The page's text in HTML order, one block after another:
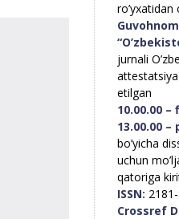
ro’yxatidan
jurnali
etilgan
10.00.00
13.00.00
bo’yicha
uchun
qatoriga
ISSN:
Crossref